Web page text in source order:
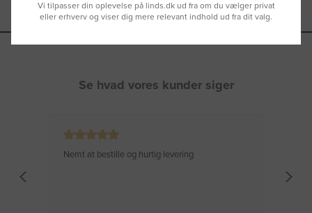
Se hvad vores kunder siger
Nemt at bestille og hurtig levering
Vi tilpasser din oplevelse på linds.dk ud fra om du vælger privat
eller erhverv og viser dig mere relevant indhold ud fra dit valg.